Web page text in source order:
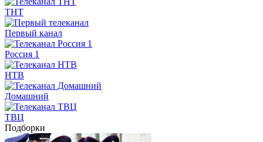
ТНТ
Первый канал
Россия 1
НТВ
Домашний
ТВЦ
Подборки